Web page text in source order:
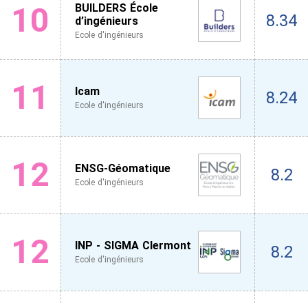
10
BUILDERS École
d’ingénieurs
Ecole d'ingénieurs
8.34
11 Icam
Ecole d'ingénieurs 8.24
12 ENSG-Géomatique
Ecole d'ingénieurs 8.2
12 INP - SIGMA Clermont
Ecole d'ingénieurs 8.2